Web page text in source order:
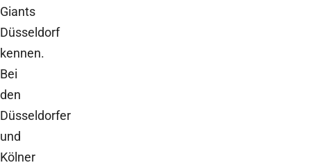
Giants
Düsseldorf
kennen.
Bei
den
Düsseldorfer
und
Kölner